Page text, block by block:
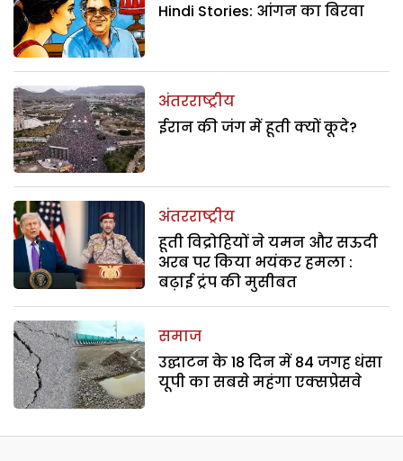
Hindi Stories: आंगन का बिरवा
अंतरराष्ट्रीय
ईरान की जंग में हूती क्यों कूदे?
अंतरराष्ट्रीय
हूती विद्रोहियों ने यमन और सऊदी
अरब पर किया भयंकर हमला :
बढ़ाई ट्रंप की मुसीबत
समाज
उद्घाटन के 18 दिन में 84 जगह धंसा
यूपी का सबसे महंगा एक्सप्रेसवे